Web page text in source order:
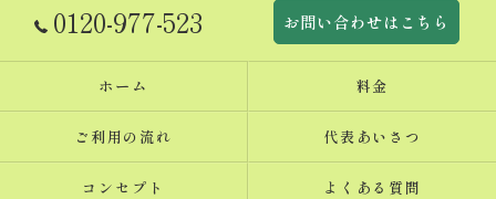
0120-977-523 お問い合わせはこちら
ホーム 料金
ご利用の流れ 代表あいさつ
コンセプト よくある質問